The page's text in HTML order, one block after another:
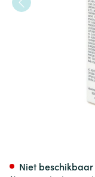
Niet beschikbaar